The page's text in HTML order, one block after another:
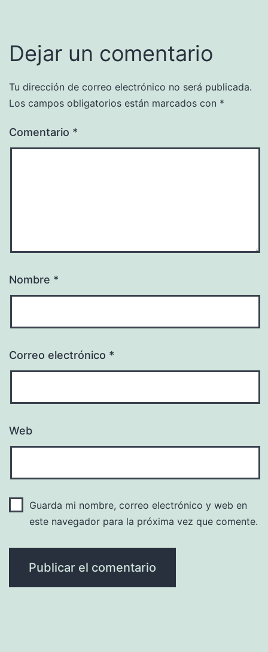
Dejar un comentario
Tu dirección de correo electrónico no será publicada.
Los campos obligatorios están marcados con *
Comentario *
Nombre *
Correo electrónico *
Web
Guarda mi nombre, correo electrónico y web en
este navegador para la próxima vez que comente.